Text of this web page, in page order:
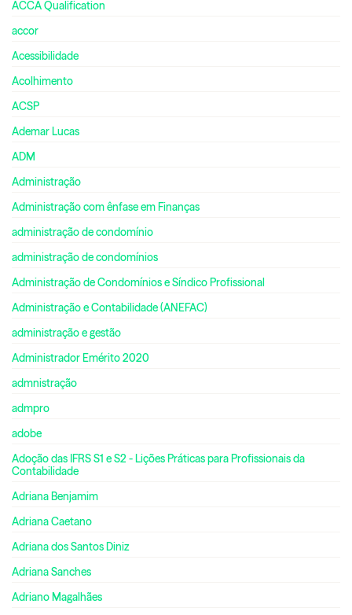
ACCA Qualification
accor
Acessibilidade
Acolhimento
ACSP
Ademar Lucas
ADM
Administração
Administração com ênfase em Finanças
administração de condomínio
administração de condomínios
Administração de Condomínios e Síndico Profissional
Administração e Contabilidade (ANEFAC)
administração e gestão
Administrador Emérito 2020
admnistração
admpro
adobe
Adoção das IFRS S1 e S2 - Lições Práticas para Profissionais da
Contabilidade
Adriana Benjamim
Adriana Caetano
Adriana dos Santos Diniz
Adriana Sanches
Adriano Magalhães